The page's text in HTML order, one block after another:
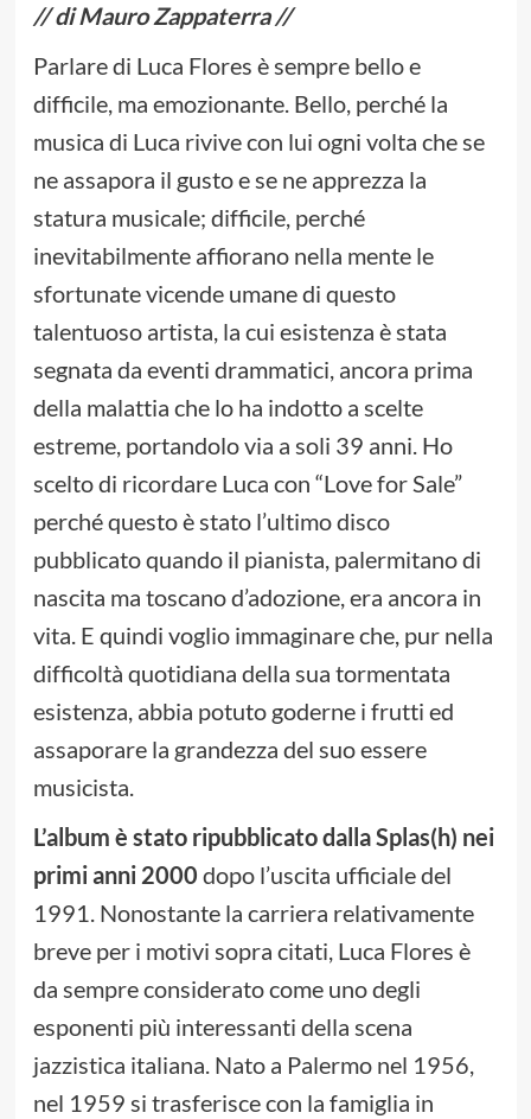
// di Mauro Zappaterra //
Parlare di Luca Flores è sempre bello e
difficile, ma emozionante. Bello, perché la
musica di Luca rivive con lui ogni volta che se
ne assapora il gusto e se ne apprezza la
statura musicale; difficile, perché
inevitabilmente affiorano nella mente le
sfortunate vicende umane di questo
talentuoso artista, la cui esistenza è stata
segnata da eventi drammatici, ancora prima
della malattia che lo ha indotto a scelte
estreme, portandolo via a soli 39 anni. Ho
scelto di ricordare Luca con “Love for Sale”
perché questo è stato l’ultimo disco
pubblicato quando il pianista, palermitano di
nascita ma toscano d’adozione, era ancora in
vita. E quindi voglio immaginare che, pur nella
difficoltà quotidiana della sua tormentata
esistenza, abbia potuto goderne i frutti ed
assaporare la grandezza del suo essere
musicista.
L’album è stato ripubblicato dalla Splas(h) nei
primi anni 2000 dopo l’uscita ufficiale del
1991. Nonostante la carriera relativamente
breve per i motivi sopra citati, Luca Flores è
da sempre considerato come uno degli
esponenti più interessanti della scena
jazzistica italiana. Nato a Palermo nel 1956,
nel 1959 si trasferisce con la famiglia in